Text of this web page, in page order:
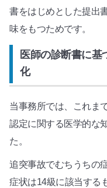
書をはじめとした提出
味をもつためです。
医師の診断書に基
化
当事務所では、これま
認定に関する医学的な
た。
追突事故でむちうちの
症状は14級に該当する